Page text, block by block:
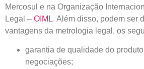
Mercosul e na Organização
Legal – OIML. Além disso, podem ser
vantagens da metrologia legal, os
garantia de qualidade do
negociações;